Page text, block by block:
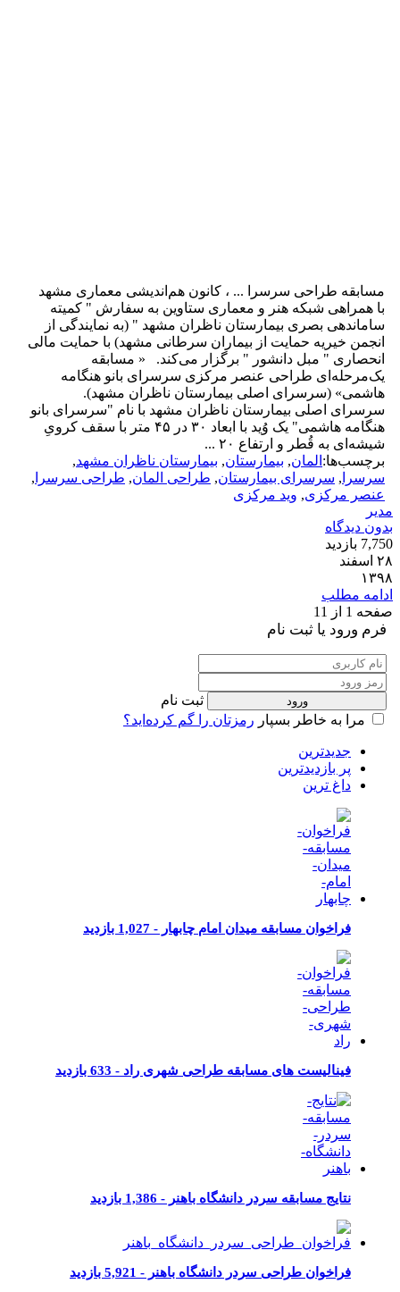
مسابقه طراحی سرسرا ... ، کانون هم‌اندیشی معماری مشهد
با همراهی شبکه هنر و معماری ستاوین به سفارش " کمیته
ساماندهی بصری بیمارستان ناظران مشهد " (به نمایندگی از
انجمن خیریه حمایت از بیماران سرطانی مشهد) با حمایت مالی
انحصاری " مبل دانشور " برگزار می‌کند. « مسابقه
یک‌مرحله‌ای طراحی عنصر مرکزی سرسرای بانو هنگامه
هاشمی» (سرسرای اصلی بیمارستان ناظران مشهد).
سرسرای اصلی بیمارستان ناظران مشهد با نام "سرسرای بانو
هنگامه هاشمی" یک وُید با ابعاد ۳۰ در ۴۵ متر با سقف کرویِ
شیشه‌ای به قُطر و ارتفاع ۲۰ ...
برچسب‌ها:المان,بیمارستان,بیمارستان ناظران مشهد,
سرسرا, سرسرای بیمارستان,طراحی المان,طراحی سرسرا,
عنصر مرکزی ,وید مرکزی
دیدگاه
بازدید
۲۸ اسفند
مطلب
1 از 1
1
فرم ورود یا ثبت نام
ثبت نام
مرا به خاطر بسپار رمزتان را گم کرده‌اید؟
جدیدترین
پر بازدیدترین
داغ ترین
فراخوان مسابقه میدان امام چابهار - 1,027 بازدید
فینالیست های مسابقه طراحی شهری راد - 633 بازدید
نتایج مسابقه سردر دانشگاه باهنر - 1,386 بازدید
فراخوان طراحی سردر دانشگاه باهنر - 5,921 بازدید